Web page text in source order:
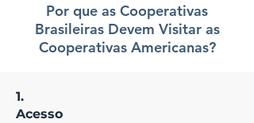
Por que as Cooperativas
Brasileiras Devem Visitar as
Cooperativas Americanas?
1.
Acesso